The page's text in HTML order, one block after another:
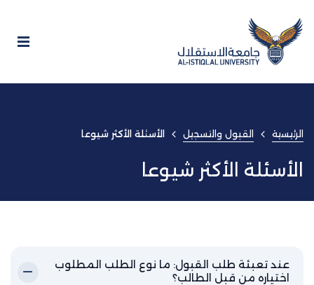
الرئيسية القبول والتسجيل الأسئلة الأكثر شيوعا
الأسئلة الأكثر شيوعا
عند تعبئة طلب القبول: ما نوع الطلب المطلوب
اختياره من قبل الطالب؟